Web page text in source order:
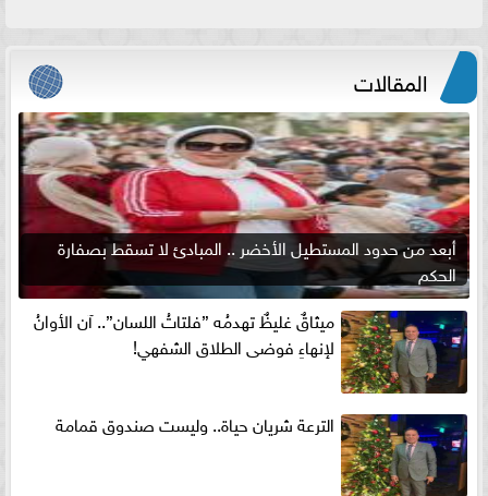
المقالات
أبعد من حدود المستطيل الأخضر .. المبادئ لا تسقط بصفارة
الحكم
ميثاقٌ غليظٌ تهدمُه ”فلتاتُ اللسان”.. آن الأوانُ
لإنهاءِ فوضى الطلاق الشفهي!
الترعة شريان حياة.. وليست صندوق قمامة